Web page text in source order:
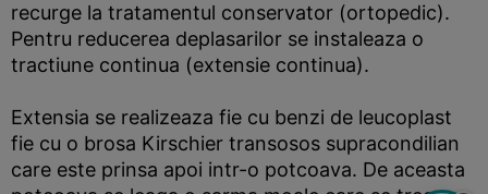
recurge la tratamentul conservator (ortopedic).
Pentru reducerea deplasarilor se instaleaza o
tractiune continua (extensie continua).
Extensia se realizeaza fie cu benzi de leucoplast
fie cu o brosa Kirschier transosos supracondilian
care este prinsa apoi intr-o potcoava. De aceasta